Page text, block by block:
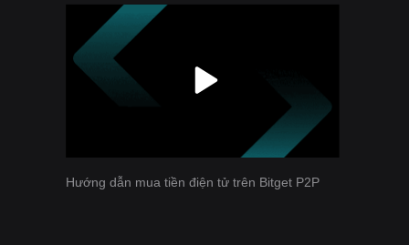
Hướng dẫn mua tiền điện tử trên Bitget P2P